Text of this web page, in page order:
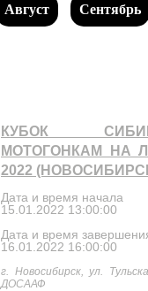
Август Сентябрь
КУБОК
МОТОГОНКАМ НА
2022
Дата и время начала
15.01.2022 13:00:00
Дата и время
16.01.2022 16:00:00
г. Новосибирск, ул.
ДОСААФ